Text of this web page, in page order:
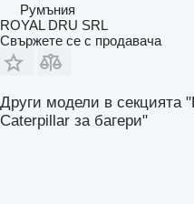
Румъния
ROYAL DRU SRL
Свържете се с продавача
Други модели в секцията
Caterpillar за багери"